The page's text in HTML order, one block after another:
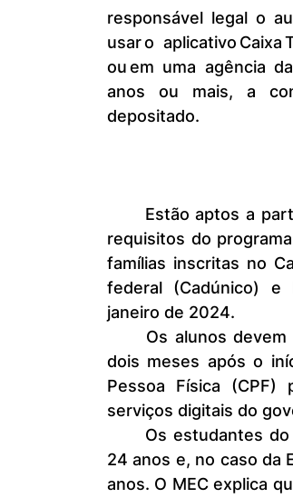
responsável legal o
usar o aplicativo
ou em uma agência
anos ou mais, a
depositado.
requisitos do
famílias inscritas no
federal (Cadúnico) e
janeiro de 2024.
dois meses após o
Pessoa Física
serviços digitais do
24 anos e, no caso da
anos. O MEC explica